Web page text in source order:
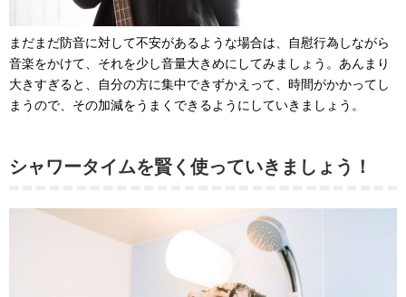
まだまだ防音に対して不安があるような場合は、自慰行為しながら
音楽をかけて、それを少し音量大きめにしてみましょう。あんまり
大きすぎると、自分の方に集中できずかえって、時間がかかってし
まうので、その加減をうまくできるようにしていきましょう。
シャワータイムを賢く使っていきましょう！